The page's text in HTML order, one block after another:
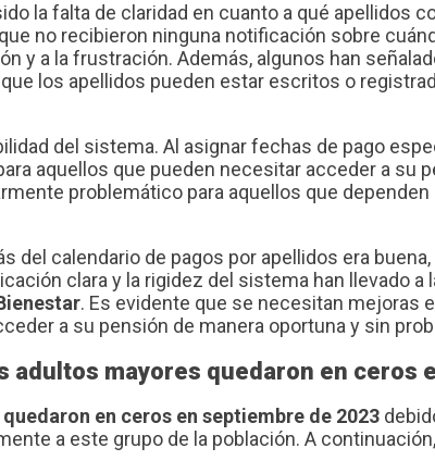
la falta de claridad en cuanto a qué apellidos
no recibieron ninguna notificación sobre
y a la frustración. Además, algunos han
los apellidos pueden estar escritos o
del sistema. Al asignar fechas de pago
aquellos que pueden necesitar acceder a su
problemático para aquellos que
del calendario de pagos por apellidos era
clara y la rigidez del sistema han llevado
. Es evidente que se necesitan mejoras
a su pensión de manera oportuna y sin
adultos mayores quedaron en ceros
en ceros en septiembre de 2023
a este grupo de la población. A